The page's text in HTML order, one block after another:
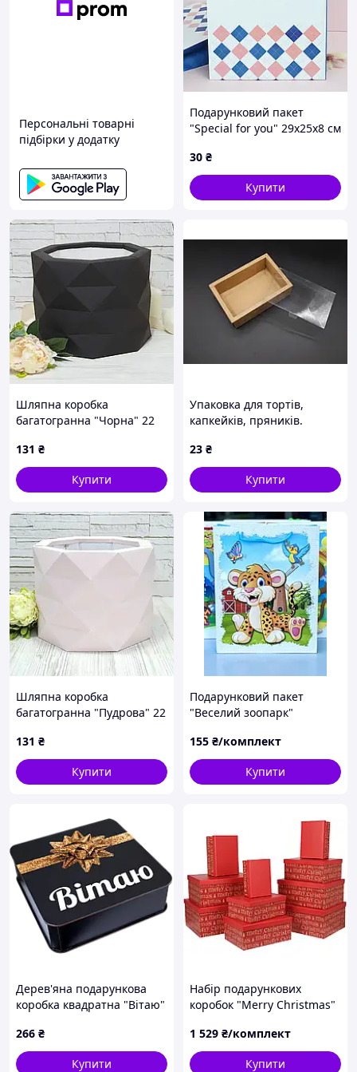
Персональні товарні
підбірки у додатку
Подарунковий пакет
"Special for you" 29х25х8 см
30 ₴
Купити
Шляпна коробка
багатогранна "Чорна" 22
131 ₴
Купити
Упаковка для тортів,
капкейків, пряників.
20х15x4см
23 ₴
Купити
Шляпна коробка
багатогранна "Пудрова" 22
131 ₴
Купити
Подарунковий пакет
"Веселий зоопарк"
155 ₴/комплект
Купити
Дерев'яна подарункова
коробка квадратна "Вітаю"
266 ₴
Купити
Набір подарункових
коробок "Merry Christmas"
1 529 ₴/комплект
Купити